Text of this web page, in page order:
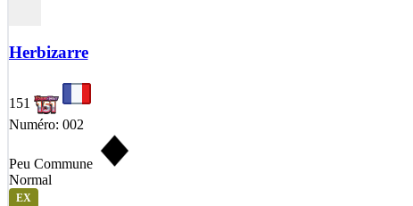
Herbizarre
151
Numéro: 002
Peu Commune
Normal
EX